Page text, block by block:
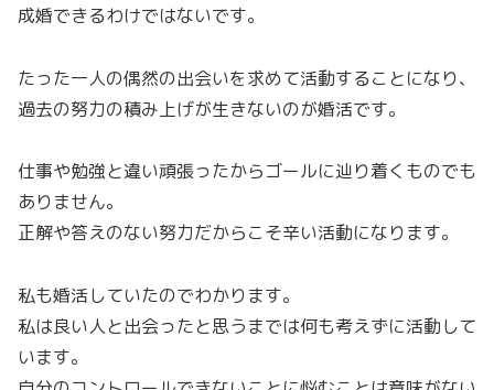
成婚できるわけではないです。
たった一人の偶然の出会いを求めて活動することになり、
過去の努力の積み上げが生きないのが婚活です。
仕事や勉強と違い頑張ったからゴールに辿り着くものでも
ありません。
正解や答えのない努力だからこそ辛い活動になります。
私も婚活していたのでわかります。
私は良い人と出会ったと思うまでは何も考えずに活動して
います。